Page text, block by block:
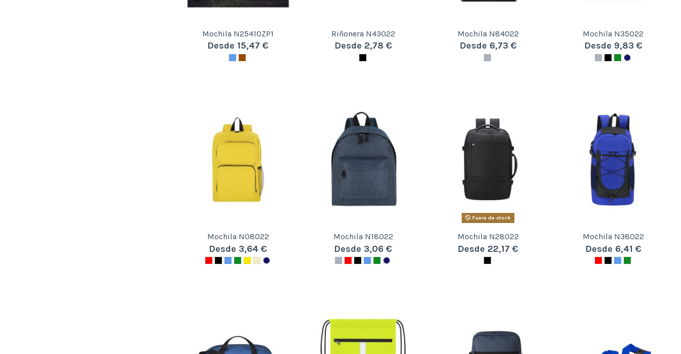
Mochila N25410ZP1
Desde 15,47 €
Riñonera N43022
Desde 2,78 €
Mochila N84022
Desde 6,73 €
Mochila N35022
Desde 9,83 €
Mochila N08022
Desde 3,64 €
Mochila N18022
Desde 3,06 €
Fuera de stock
Mochila N28022
Desde 22,17 €
Mochila N38022
Desde 6,41 €